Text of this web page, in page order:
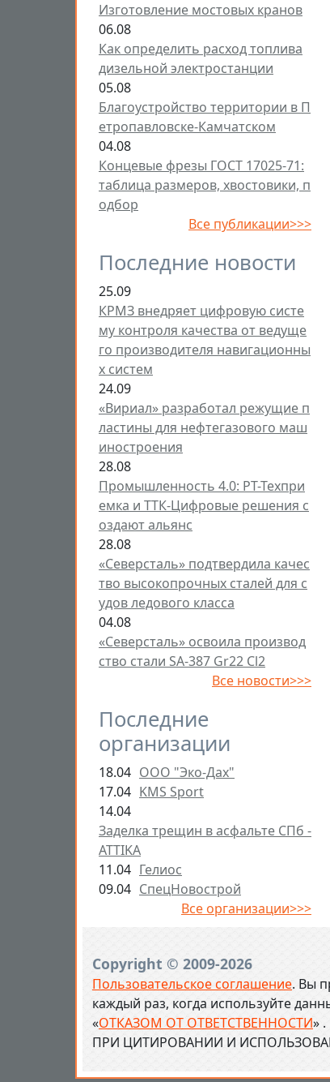
Изготовление мостовых кранов
06.08
Как определить расход топлива
дизельной электростанции
05.08
Благоустройство территории в П
етропавловске-Камчатском
04.08
Концевые фрезы ГОСТ 17025-71:
таблица размеров, хвостовики, п
одбор
Все публикации>>>
Последние новости
25.09
КРМЗ внедряет цифровую систе
му контроля качества от ведуще
го производителя навигационны
х систем
24.09
«Вириал» разработал режущие п
ластины для нефтегазового маш
иностроения
28.08
Промышленность 4.0: РТ-Техпри
емка и ТТК-Цифровые решения с
оздают альянс
28.08
«Северсталь» подтвердила качес
тво высокопрочных сталей для с
удов ледового класса
04.08
«Северсталь» освоила производ
ство стали SA-387 Gr22 Cl2
Все новости>>>
Последние
организации
18.04 ООО "Эко-Дах"
17.04 KMS Sport
14.04
Заделка трещин в асфальте СПб -
ATTIKA
11.04 Гелиос
09.04 СпецНовострой
Все организации>>>
Copyright © 2009-2026
Пользовательское соглашение. Вы
каждый раз, когда используйте
«ОТКАЗОМ ОТ ОТВЕТСТВЕННОСТИ» .
ПРИ ЦИТИРОВАНИИ И